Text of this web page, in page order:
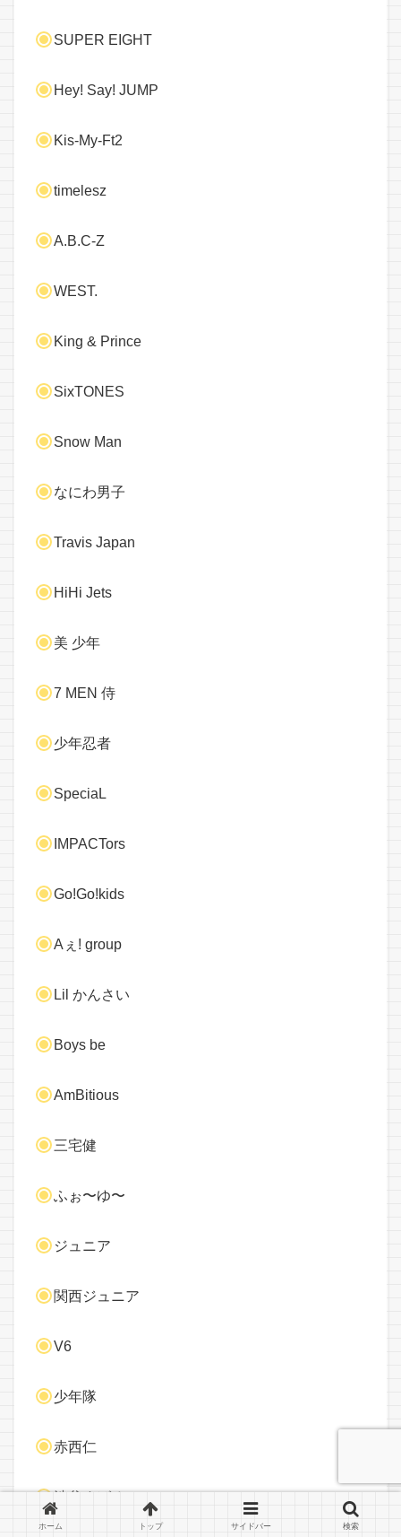
SUPER EIGHT
Hey! Say! JUMP
Kis-My-Ft2
timelesz
A.B.C-Z
WEST.
King & Prince
SixTONES
Snow Man
なにわ男子
Travis Japan
HiHi Jets
美 少年
7 MEN 侍
少年忍者
SpeciaL
IMPACTors
Go!Go!kids
Aぇ! group
Lil かんさい
Boys be
AmBitious
三宅健
ふぉ〜ゆ〜
ジュニア
関西ジュニア
V6
少年隊
赤西仁
渋谷すばる
ホーム トップ サイドバー 検索